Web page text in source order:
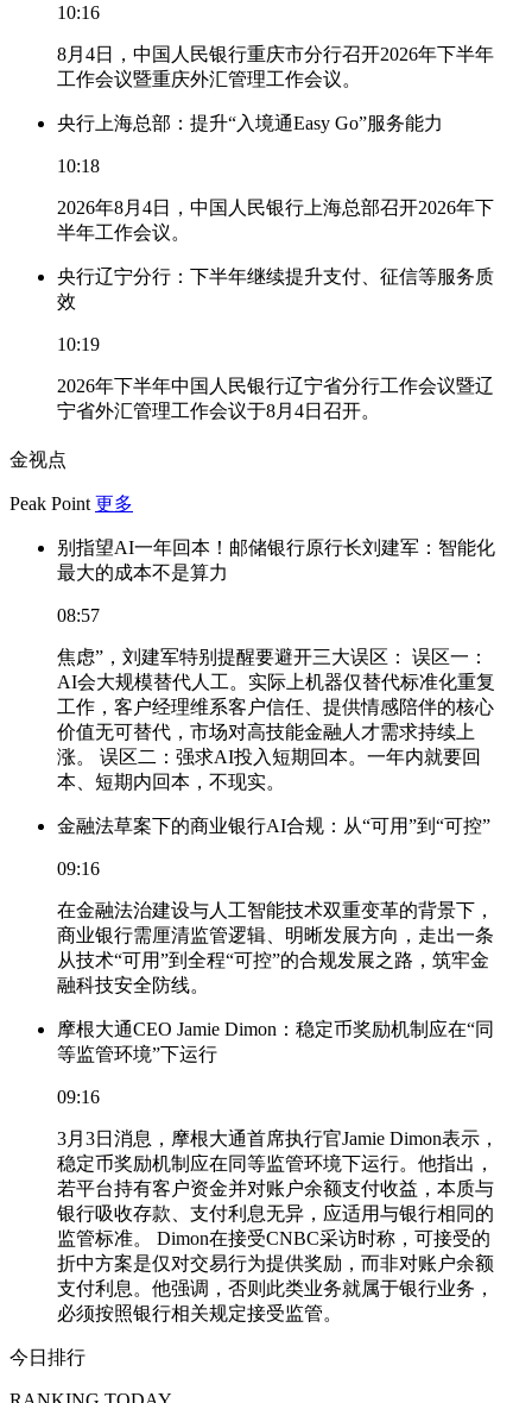
10:16
8月4日，中国人民银行重庆市分行召开2026年下半年
工作会议暨重庆外汇管理工作会议。
央行上海总部：提升“入境通Easy Go”服务能力
10:18
2026年8月4日，中国人民银行上海总部召开2026年下
半年工作会议。
央行辽宁分行：下半年继续提升支付、征信等服务质
效
10:19
2026年下半年中国人民银行辽宁省分行工作会议暨辽
宁省外汇管理工作会议于8月4日召开。
金视点
Peak Point 更多
别指望AI一年回本！邮储银行原行长刘建军：智能化
最大的成本不是算力
08:57
焦虑”，刘建军特别提醒要避开三大误区： 误区一：
AI会大规模替代人工。实际上机器仅替代标准化重复
工作，客户经理维系客户信任、提供情感陪伴的核心
价值无可替代，市场对高技能金融人才需求持续上
涨。 误区二：强求AI投入短期回本。一年内就要回
本、短期内回本，不现实。
金融法草案下的商业银行AI合规：从“可用”到“可控”
09:16
在金融法治建设与人工智能技术双重变革的背景下，
商业银行需厘清监管逻辑、明晰发展方向，走出一条
从技术“可用”到全程“可控”的合规发展之路，筑牢金
融科技安全防线。
摩根大通CEO Jamie Dimon：稳定币奖励机制应在“同
等监管环境”下运行
09:16
3月3日消息，摩根大通首席执行官Jamie Dimon表示，
稳定币奖励机制应在同等监管环境下运行。他指出，
若平台持有客户资金并对账户余额支付收益，本质与
银行吸收存款、支付利息无异，应适用与银行相同的
监管标准。 Dimon在接受CNBC采访时称，可接受的
折中方案是仅对交易行为提供奖励，而非对账户余额
支付利息。他强调，否则此类业务就属于银行业务，
必须按照银行相关规定接受监管。
今日排行